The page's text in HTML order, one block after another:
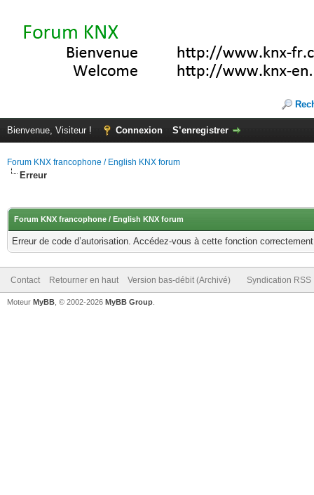
Bienvenue, Visiteur ! Connexion S’enregistrer
Forum KNX francophone / English KNX forum
Erreur
Forum KNX francophone / English KNX forum
Erreur de code d’autorisation. Accédez-vous à cette fonction
Contact Retourner en haut Version bas-débit (Archivé) Syndication RSS
Moteur MyBB , © 2002-2026 MyBB Group